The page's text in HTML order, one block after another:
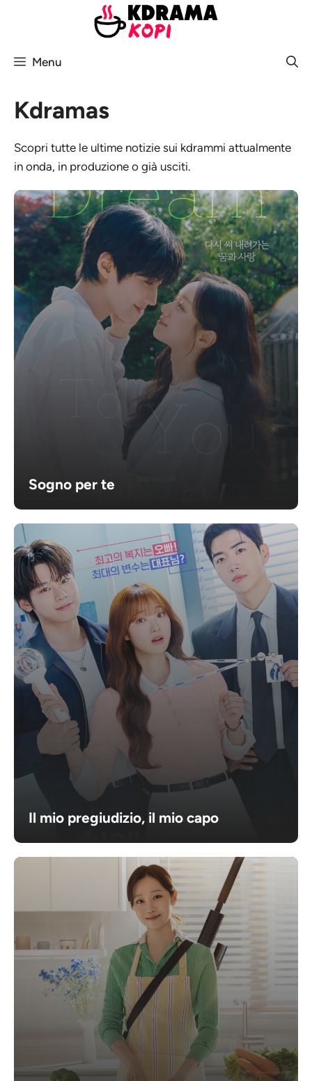
Menu
Kdramas
Scopri tutte le ultime notizie sui kdrammi attualmente
in onda, in produzione o già usciti.
Sogno per te
Il mio pregiudizio, il mio capo